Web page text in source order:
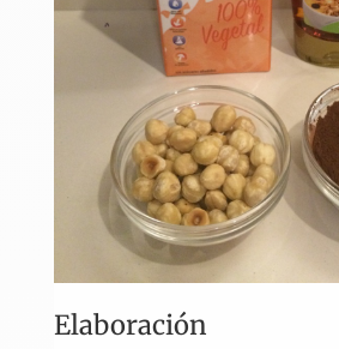
Elaboración